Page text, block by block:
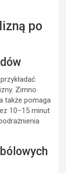
po
Zimno
także pomaga
10–15 minut